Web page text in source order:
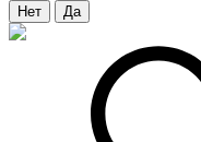
Нет Да